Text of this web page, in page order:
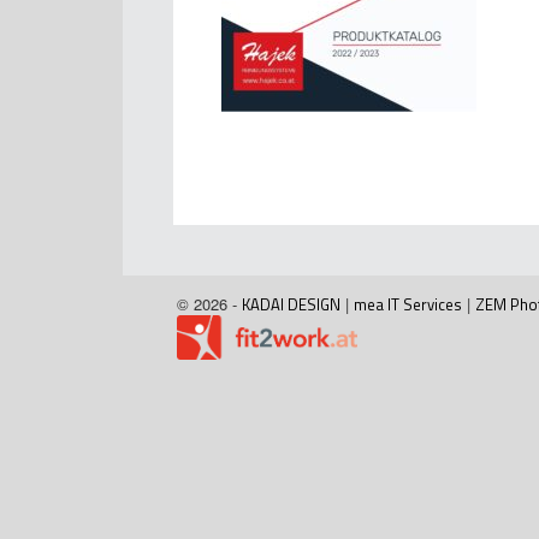
© 2026 - KADAI DESIGN | mea IT Services | ZEM